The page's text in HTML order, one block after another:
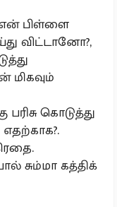
என் பிள்ளை
விட்டானோ?,
மிகவும்
கொடுத்து
சும்மா கத்திக்